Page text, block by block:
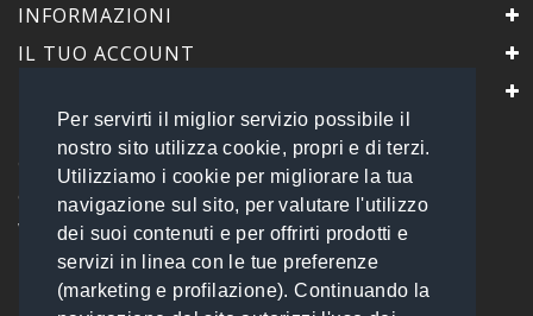
Per servirti il miglior servizio possibile il
nostro sito utilizza cookie, propri e di terzi.
Utilizziamo i cookie per migliorare la tua
navigazione sul sito, per valutare l'utilizzo
dei suoi contenuti e per offrirti prodotti e
servizi in linea con le tue preferenze
(marketing e profilazione). Continuando la
INFORMAZIONI
IL TUO ACCOUNT
PrimaScelta Point
è un marchio di
Global Service B2B Srls a socio unico
Via Tolemaide, 15 - 00192 Roma
P.IVA 14693851009 REA: RM - 1540057
Tel: 06 45548245
info@primasceltapoint.it